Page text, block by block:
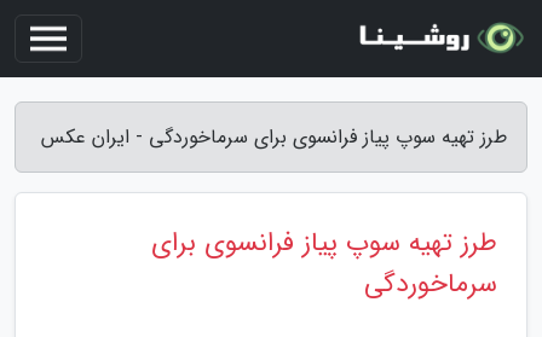
طرز تهیه سوپ پیاز فرانسوی برای سرماخوردگی - ایران عکس
طرز تهیه سوپ پیاز فرانسوی برای
سرماخوردگی